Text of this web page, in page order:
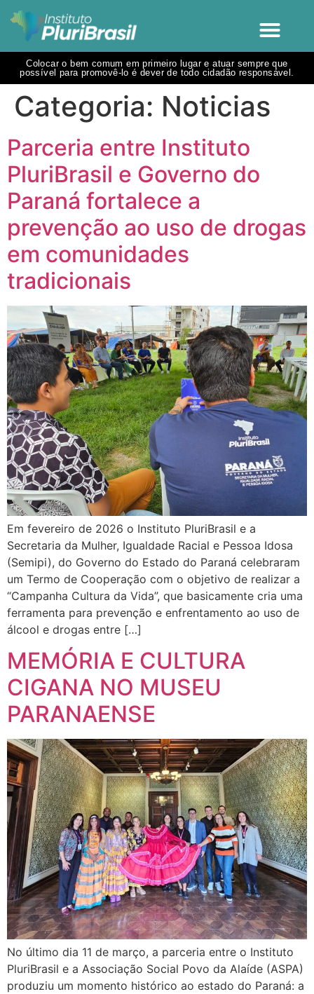
Colocar o bem comum em primeiro lugar e atuar sempre que
possível para promovê-lo é dever de todo cidadão responsável.
Categoria: Noticias
Parceria entre Instituto
PluriBrasil e Governo do
Paraná fortalece a
prevenção ao uso de drogas
em comunidades
tradicionais
Em fevereiro de 2026 o Instituto PluriBrasil e a
Secretaria da Mulher, Igualdade Racial e Pessoa Idosa
(Semipi), do Governo do Estado do Paraná celebraram
um Termo de Cooperação com o objetivo de realizar a
“Campanha Cultura da Vida”, que basicamente cria uma
ferramenta para prevenção e enfrentamento ao uso de
álcool e drogas entre […]
MEMÓRIA E CULTURA
CIGANA NO MUSEU
PARANAENSE
No último dia 11 de março, a parceria entre o Instituto
PluriBrasil e a Associação Social Povo da Alaíde (ASPA)
produziu um momento histórico ao estado do Paraná: a